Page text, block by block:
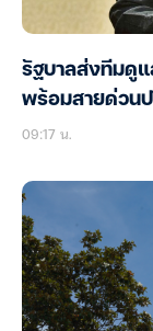
รัฐบาลส่งทีมดู
พร้อมสายด่วน
09:17 น.